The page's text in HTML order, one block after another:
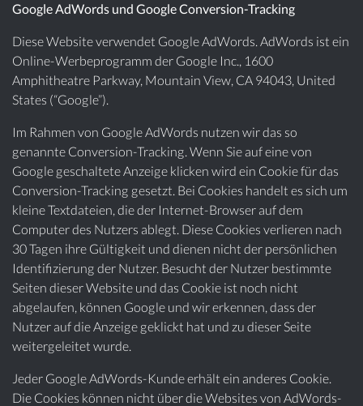
Google AdWords und Google Conversion-Tracking
Diese Website verwendet Google AdWords. AdWords ist ein
Online-Werbeprogramm der Google Inc., 1600
Amphitheatre Parkway, Mountain View, CA 94043, United
States (“Google”).
Im Rahmen von Google AdWords nutzen wir das so
genannte Conversion-Tracking. Wenn Sie auf eine von
Google geschaltete Anzeige klicken wird ein Cookie für das
Conversion-Tracking gesetzt. Bei Cookies handelt es sich um
kleine Textdateien, die der Internet-Browser auf dem
Computer des Nutzers ablegt. Diese Cookies verlieren nach
30 Tagen ihre Gültigkeit und dienen nicht der persönlichen
Identifizierung der Nutzer. Besucht der Nutzer bestimmte
Seiten dieser Website und das Cookie ist noch nicht
abgelaufen, können Google und wir erkennen, dass der
Nutzer auf die Anzeige geklickt hat und zu dieser Seite
weitergeleitet wurde.
Jeder Google AdWords-Kunde erhält ein anderes Cookie.
Die Cookies können nicht über die Websites von AdWords-